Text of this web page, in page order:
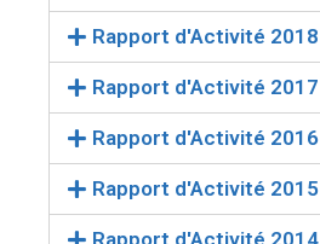
Rapport d'Activité 2018
Rapport d'Activité 2017
Rapport d'Activité 2016
Rapport d'Activité 2015